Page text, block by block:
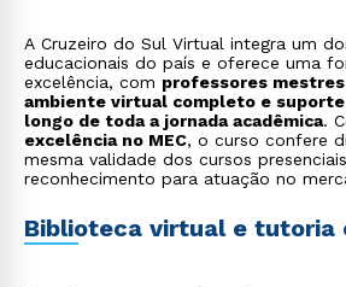
A Cruzeiro do Sul Virtual integra um
educacionais do país e oferece uma
excelência, com professores
ambiente virtual completo e suporte
longo de toda a jornada acadêmica.
excelência no MEC, o curso confere
mesma validade dos cursos
reconhecimento para atuação no
Biblioteca virtual e tutoria